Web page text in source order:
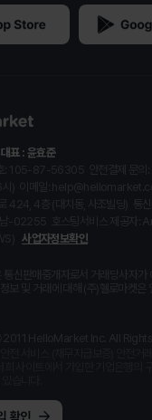
대표 : 윤효준
사업자정보확인